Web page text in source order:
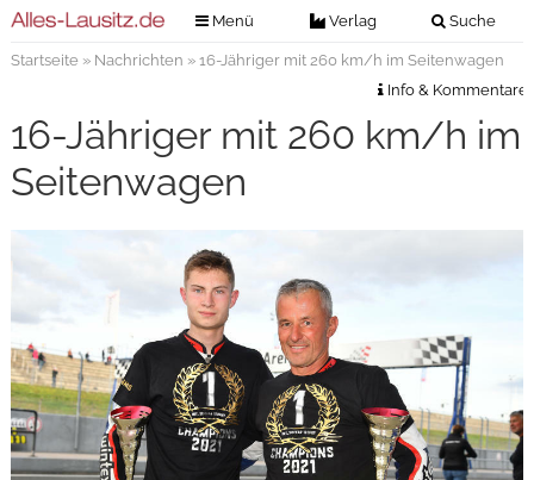
Menü Verlag Suche
Verlag
Kontakt
Impressum
Nachrichten
Veranstaltungstickets
Anzeigenannahme
Anzeigensuche
Digitale Ausgaben
Startseite» Nachrichten » 16-Jähriger mit 260 km/h im Seitenwagen
Info & Kommentare
16-Jähriger mit 260 km/h im
Seitenwagen